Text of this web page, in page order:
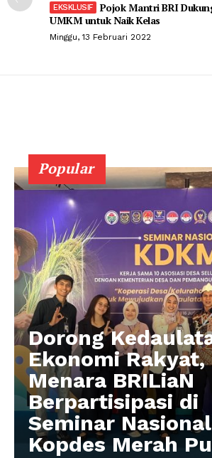
Pojok Mantri BRI
UMKM untuk Naik Kelas
Minggu, 13 Februari 2022
Popular
Dorong
Ekonomi Rakyat,
Menara BRILiaN
Berpartisipasi di
Seminar Nasional
Kopdes Merah